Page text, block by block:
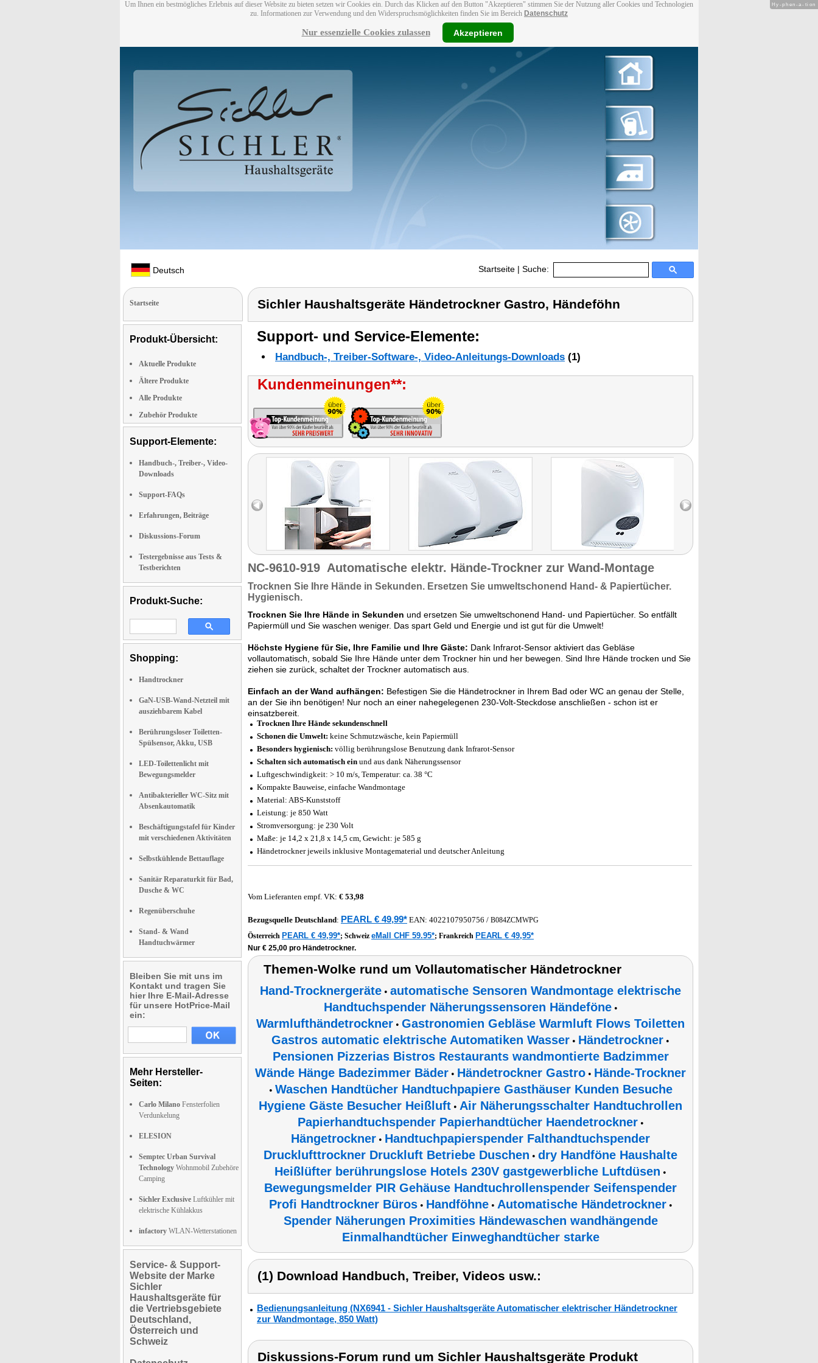
Um Ihnen ein bestmögliches Erlebnis auf dieser Website zu bieten setzen wir Cookies ein. Durch das Klicken auf den Button "Akzeptieren" stimmen Sie der Nutzung aller Cookies und Technologien
zu. Informationen zur Verwendung und den Widerspruchsmöglichkeiten finden Sie im Bereich Datenschutz
Nur essenzielle Cookies zulassen Akzeptieren
Deutsch Startseite | Suche:
Startseite
Produkt-Übersicht:
Aktuelle Produkte
Ältere Produkte
Alle Produkte
Zubehör Produkte
Support-Elemente:
Handbuch-, Treiber-, Video-
Downloads
Support-FAQs
Erfahrungen, Beiträge
Diskussions-Forum
Testergebnisse aus Tests &
Testberichten
Produkt-Suche:
Shopping:
Handtrockner
GaN-USB-Wand-Netzteil mit
ausziehbarem Kabel
Berührungsloser Toiletten-
Spülsensor, Akku, USB
LED-Toilettenlicht mit
Bewegungsmelder
Antibakterieller WC-Sitz mit
Absenkautomatik
Beschäftigungstafel für Kinder
mit verschiedenen Aktivitäten
Selbstkühlende Bettauflage
Sanitär Reparaturkit für Bad,
Dusche & WC
Regenüberschuhe
Stand- & Wand
Handtuchwärmer
Bleiben Sie mit uns im
Kontakt und tragen Sie
hier Ihre E-Mail-Adresse
für unsere HotPrice-Mail
ein:
Mehr Hersteller-
Seiten:
Carlo Milano Fensterfolien
Verdunkelung
ELESION
Semptec Urban Survival
Technology Wohnmobil Zubehöre
Camping
Sichler Exclusive Luftkühler mit
elektrische Kühlakkus
infactory WLAN-Wetterstationen
Service- & Support-
Website der Marke
Sichler
Haushaltsgeräte für
die Vertriebsgebiete
Deutschland,
Österreich und
Schweiz
Sichler Haushaltsgeräte Händetrockner Gastro, Händeföhn
Support- und Service-Elemente:
Handbuch-, Treiber-Software-, Video-Anleitungs-Downloads (1)
Kundenmeinungen**:
NC-9610-919 Automatische elektr. Hände-Trockner zur Wand-Montage
Trocknen Sie Ihre Hände in Sekunden. Ersetzen Sie umweltschonend Hand- & Papiertücher.
Hygienisch.
Trocknen Sie Ihre Hände in Sekunden und ersetzen Sie umweltschonend Hand- und Papiertücher. So entfällt
Papiermüll und Sie waschen weniger. Das spart Geld und Energie und ist gut für die Umwelt!
Höchste Hygiene für Sie, Ihre Familie und Ihre Gäste: Dank Infrarot-Sensor aktiviert das Gebläse
vollautomatisch, sobald Sie Ihre Hände unter dem Trockner hin und her bewegen. Sind Ihre Hände trocken und Sie
ziehen sie zurück, schaltet der Trockner automatisch aus.
Einfach an der Wand aufhängen: Befestigen Sie die Händetrockner in Ihrem Bad oder WC an genau der Stelle,
an der Sie ihn benötigen! Nur noch an einer nahegelegenen 230-Volt-Steckdose anschließen - schon ist er
einsatzbereit.
Trocknen Ihre Hände sekundenschnell
Schonen die Umwelt: keine Schmutzwäsche, kein Papiermüll
Besonders hygienisch: völlig berührungslose Benutzung dank Infrarot-Sensor
Schalten sich automatisch ein und aus dank Näherungssensor
Luftgeschwindigkeit: > 10 m/s, Temperatur: ca. 38 °C
Kompakte Bauweise, einfache Wandmontage
Material: ABS-Kunststoff
Leistung: je 850 Watt
Stromversorgung: je 230 Volt
Maße: je 14,2 x 21,8 x 14,5 cm, Gewicht: je 585 g
Händetrockner jeweils inklusive Montagematerial und deutscher Anleitung
Vom Lieferanten empf. VK: € 53,98
Bezugsquelle Deutschland: PEARL € 49,99* EAN: 4022107950756 / B084ZCMWPG
Österreich PEARL € 49,99*; Schweiz eMall CHF 59.95*; Frankreich PEARL € 49,95*
Nur € 25,00 pro Händetrockner.
Themen-Wolke rund um Vollautomatischer Händetrockner
Hand-Trocknergeräte • automatische Sensoren Wandmontage elektrische
Handtuchspender Näherungssensoren Händeföne•
Warmlufthändetrockner • Gastronomien Gebläse Warmluft Flows Toiletten
Gastros automatic elektrische Automatiken Wasser • Händetrockner •
Pensionen Pizzerias Bistros Restaurants wandmontierte Badzimmer
Wände Hänge Badezimmer Bäder • Händetrockner Gastro • Hände-Trockner
• Waschen Handtücher Handtuchpapiere Gasthäuser Kunden Besuche
Hygiene Gäste Besucher Heißluft • Air Näherungsschalter Handtuchrollen
Papierhandtuchspender Papierhandtücher Haendetrockner•
Hängetrockner • Handtuchpapierspender Falthandtuchspender
Drucklufttrockner Druckluft Betriebe Duschen • dry Handföne Haushalte
Heißlüfter berührungslose Hotels 230V gastgewerbliche Luftdüsen •
Bewegungsmelder PIR Gehäuse Handtuchrollenspender Seifenspender
Profi Handtrockner Büros• Handföhne• Automatische Händetrockner•
Spender Näherungen Proximities Händewaschen wandhängende
Einmalhandtücher Einweghandtücher starke
(1) Download Handbuch, Treiber, Videos usw.:
Bedienungsanleitung (NX6941 - Sichler Haushaltsgeräte Automatischer elektrischer Händetrockner
zur Wandmontage, 850 Watt)
Diskussions-Forum rund um Sichler Haushaltsgeräte Produkt
Hy-phen-a-tion